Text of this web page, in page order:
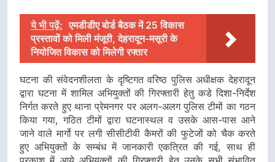
ये भी पढ़ें: एमडीडीए बोर्ड बैठक में 25 विकास
प्रस्तावों को मिली मंजूरी, देहरादून-मसूरी के
नियोजित विकास को मिलेगी रफ्तार
घटना की संवेदनशीलता के दृष्टिगत वरिष्ठ पुलिस अधीक्षक देहरादून
द्वारा घटना में शामिल अभियुक्तों की गिरफ्तारी हेतु कडे दिशा-निर्देश
निर्गत करते हुए थाना प्रेमनगर पर अलग-अलग पुलिस टीमों का गठन
किया गया, गठित टीमों द्वारा घटनास्थल व उसके आस-पास आने
जाने वाले मार्गो पर लगी सीसीटीवी कैमरों की फुटेजों को चैक करते
हुए अभियुक्तों के सम्बंध में जानकारी एकत्रित की गई, साथ ही